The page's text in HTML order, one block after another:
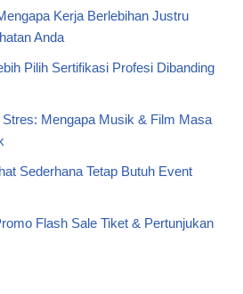
Kerja Berlebihan Justru
Anda
Pilih Sertifikasi Profesi Dibanding
Stres: Mengapa Musik & Film Masa
Sederhana Tetap Butuh Event
Flash Sale Tiket & Pertunjukan